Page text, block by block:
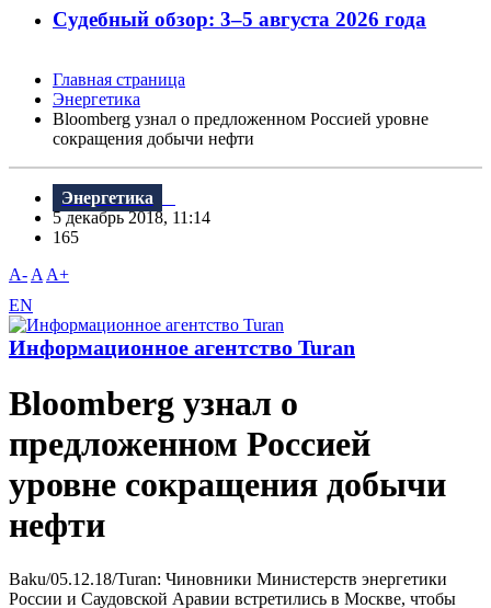
Судебный обзор: 3–5 августа 2026 года
Главная страница
Энергетика
Bloomberg узнал о предложенном Россией уровне
сокращения добычи нефти
Энергетика
5 декабрь 2018, 11:14
165
A- A A+
EN
Информационное агентство Turan
Bloomberg узнал о
предложенном Россией
уровне сокращения добычи
нефти
Baku/05.12.18/Turan: Чиновники Министерств энергетики
России и Саудовской Аравии встретились в Москве, чтобы